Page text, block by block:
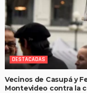
DESTACADAS
Vecinos de Casupá y
Montevideo contra la